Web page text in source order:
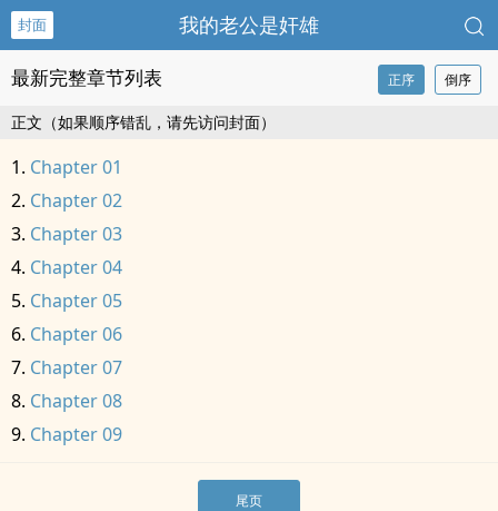
封面 我的老公是奸雄
最新完整章节列表 正序 倒序
正文（如果顺序错乱，请先访问封面）
Chapter 01
Chapter 02
Chapter 03
Chapter 04
Chapter 05
Chapter 06
Chapter 07
Chapter 08
Chapter 09
尾页